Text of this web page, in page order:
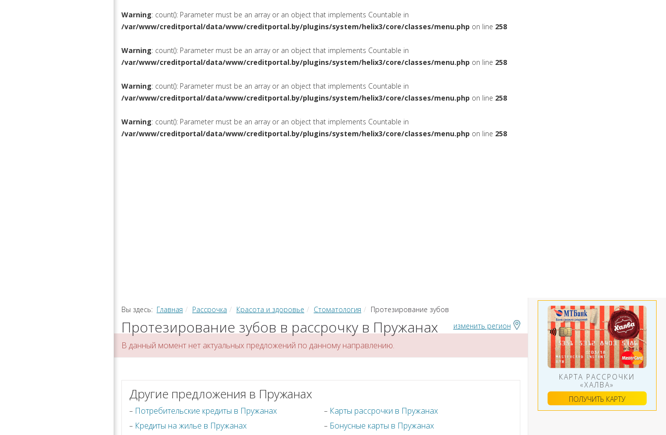
Warning: count(): Parameter must be an array or an object that implements Countable in
/var/www/creditportal/data/www/creditportal.by/plugins/system/helix3/core/classes/menu.php on line 258
Warning: count(): Parameter must be an array or an object that implements Countable in
/var/www/creditportal/data/www/creditportal.by/plugins/system/helix3/core/classes/menu.php on line 258
Warning: count(): Parameter must be an array or an object that implements Countable in
/var/www/creditportal/data/www/creditportal.by/plugins/system/helix3/core/classes/menu.php on line 258
Warning: count(): Parameter must be an array or an object that implements Countable in
/var/www/creditportal/data/www/creditportal.by/plugins/system/helix3/core/classes/menu.php on line 258
Вы здесь: Главная Рассрочка Красота и здоровье Стоматология Протезирование зубов
Протезирование зубов в рассрочку в Пружанах изменить регион
В данный момент нет актуальных предложений по данному направлению.
Другие предложения в Пружанах
Потребительские кредиты в Пружанах
Кредиты на жилье в Пружанах
Карты рассрочки в Пружанах
Бонусные карты в Пружанах
КАРТА РАССРОЧКИ
«ХАЛВА»
ПОЛУЧИТЬ КАРТУ